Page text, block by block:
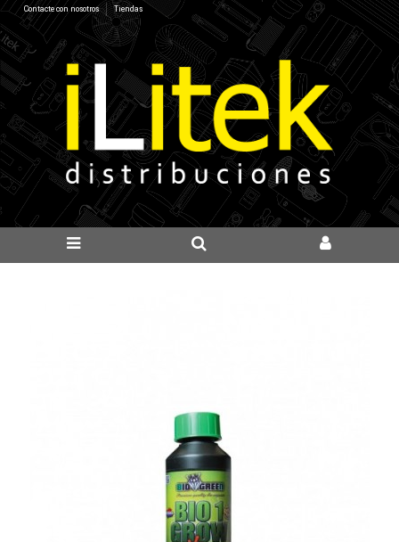
Contacte con nosotros Tiendas